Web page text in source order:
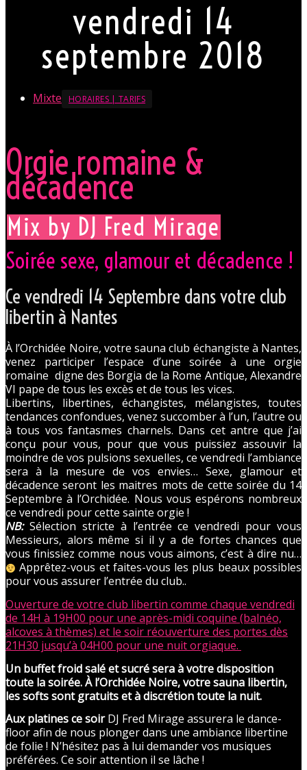
vendredi 14
septembre 2018
Mixte HORAIRES | TARIFS
Orgie romaine &
décadence
Mix by DJ Fred Mirage
Soirée sexe, glamour et décadence !
Ce vendredi 14 Septembre dans votre club
libertin à Nantes
À l’Orchidée Noire, votre sauna club échangiste à Nantes,
venez participer l’espace d’une soirée à une orgie
romaine digne des Borgia de la Rome Antique, Alexandre
VI pape de tous les excès et de tous les vices.
Libertins, libertines, échangistes, mélangistes, toutes
tendances confondues, venez succomber à l’un, l’autre ou
à tous vos fantasmes charnels. Dans cet antre que j’ai
conçu pour vous, pour que vous puissiez assouvir la
moindre de vos pulsions sexuelles, ce vendredi l’ambiance
sera à la mesure de vos envies… Sexe, glamour et
décadence seront les maitres mots de cette soirée du 14
Septembre à l’Orchidée. Nous vous espérons nombreux
ce vendredi pour cette sainte orgie !
NB:Sélection stricte à l’entrée ce vendredi pour vous
Messieurs, alors même si il y a de fortes chances que
vous finissiez comme nous vous aimons, c’est à dire nu…
Apprêtez-vous et faites-vous les plus beaux possibles
pour vous assurer l’entrée du club..
Ouverture de votre club libertin comme chaque vendredi
de 14H à 19H00 pour une après-midi coquine (balnéo,
alcoves à thèmes) et le soir réouverture des portes dès
21H30 jusqu’à 04H00 pour une nuit orgiaque.
Un buffet froid salé et sucré sera à votre disposition
toute la soirée. À l’Orchidée Noire, votre sauna libertin,
les softs sont gratuits et à discrétion toute la nuit.
Aux platines ce soirDJ Fred Mirage assurera le dance-
floor afin de nous plonger dans une ambiance libertine
de folie ! N’hésitez pas à lui demander vos musiques
préférées. Ce soir attention il se lâche !